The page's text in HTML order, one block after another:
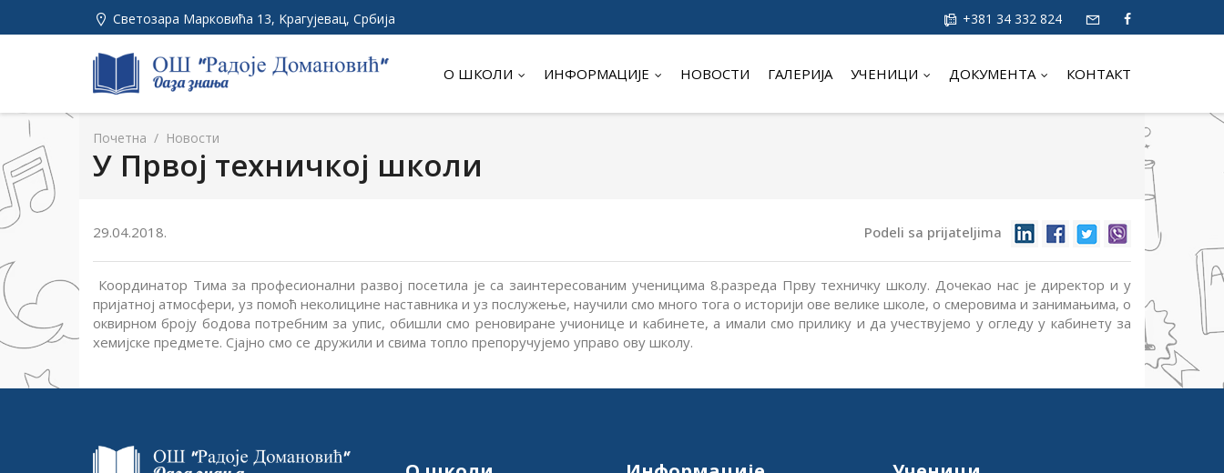
Светозара Марковића 13, Kрагујевац, Србија +381 34 332 824
О ШКОЛИ ИНФОРМАЦИЈЕ НОВОСТИ ГАЛЕРИЈА УЧЕНИЦИ ДОКУМЕНТА КОНТАКТ
Почетна / Новости
У Првој техничкој школи
29.04.2018. Podeli sa prijateljima
Координатор Тима за професионални развој посетила је са заинтересованим ученицима 8.разреда Прву техничку школу. Дочекао нас је директор и у
пријатној атмосфери, уз помоћ неколицине наставника и уз послужење, научили смо много тога о историји ове велике школе, о смеровима и занимањима, о
оквирном броју бодова потребним за упис, обишли смо реновиране учионице и кабинете, а имали смо прилику и да учествујемо у огледу у кабинету за
хемијске предмете. Сјајно смо се дружили и свима топло препоручујемо управо ову школу.